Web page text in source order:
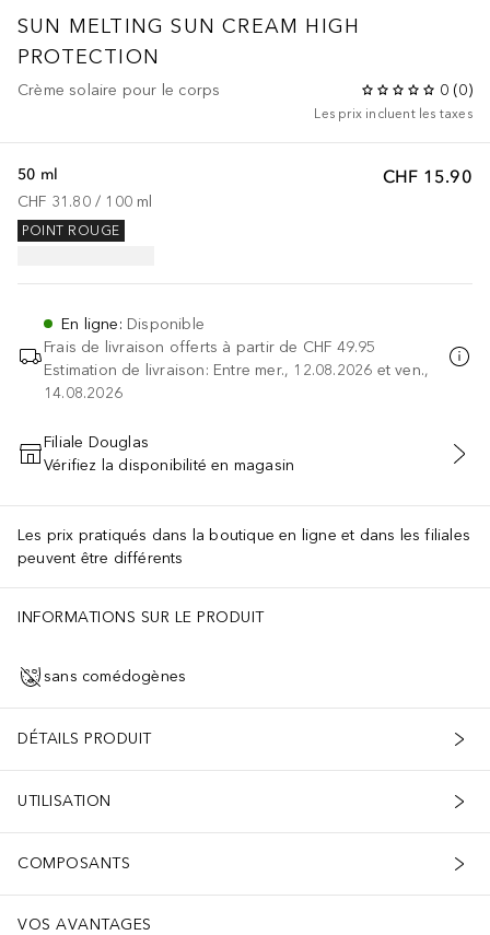
SUN MELTING SUN CREAM HIGH
PROTECTION
Crème solaire pour le corps 0 (0)
Les prix incluent les taxes
CHF 15.90
50 ml
CHF 31.80 / 100 ml
POINT ROUGE
En ligne: Disponible
Frais de livraison offerts à partir de CHF 49.95
Estimation de livraison: Entre mer., 12.08.2026 et ven.,
14.08.2026
AJOUTER AU PANIER
Filiale Douglas
Vérifiez la disponibilité en magasin
Les prix pratiqués dans la boutique en ligne et dans les filiales
peuvent être différents
INFORMATIONS SUR LE PRODUIT
sans comédogènes
DÉTAILS PRODUIT
UTILISATION
COMPOSANTS
VOS AVANTAGES